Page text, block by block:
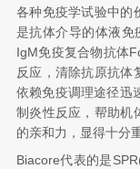
各种免疫学试验中的
是抗体介导的体液免
IgM免疫复合物抗体
反应，清除抗原抗体
依赖免疫调理途径迅
制炎性反应，帮助机
的亲和力，显得十分
Biacore代表的是